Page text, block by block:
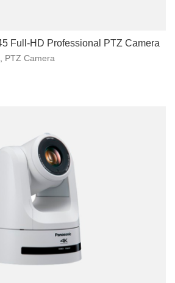
Full-HD Professional PTZ Camera
PTZ Camera